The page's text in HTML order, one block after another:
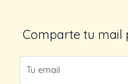
Comparte tu mail